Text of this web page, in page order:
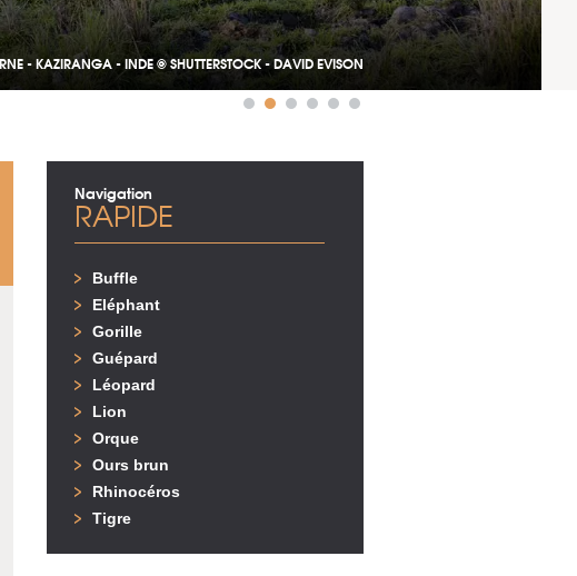
- KAZIRANGA - INDE © SHUTTERSTOCK - DAVID EVISON
Navigation
RAPIDE
Buffle
Eléphant
Gorille
Guépard
Léopard
Lion
Orque
Ours brun
Rhinocéros
Tigre